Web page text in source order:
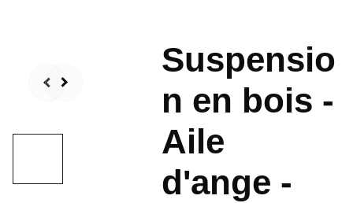
Suspensio
n en bois -
Aile
d'ange -